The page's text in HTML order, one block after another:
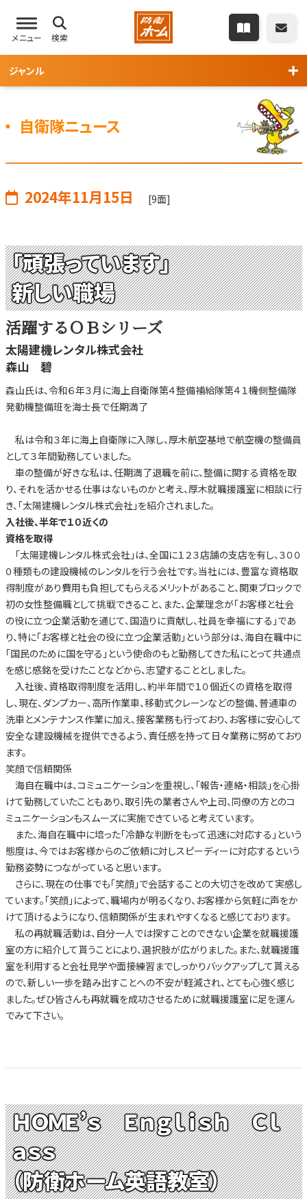
メニュー 検索
ジャンル
自衛隊ニュース
2024年11月15日 [9面]
「頑張っています」
新しい職場
活躍するＯＢシリーズ
太陽建機レンタル株式会社
森山 碧
森山氏は、令和６年３月に海上自衛隊第４整備補給隊第４１機側整備隊
発動機整備班を海士長で任期満了
私は令和３年に海上自衛隊に入隊し、厚木航空基地で航空機の整備員
として３年間勤務していました。
車の整備が好きな私は、任期満了退職を前に、整備に関する資格を取
り、それを活かせる仕事はないものかと考え、厚木就職援護室に相談に行
き、「太陽建機レンタル株式会社」を紹介されました。
入社後、半年で１０近くの
資格を取得
「太陽建機レンタル株式会社」は、全国に１２３店舗の支店を有し、３００
０種類もの建設機械のレンタルを行う会社です。当社には、豊富な資格取
得制度があり費用も負担してもらえるメリットがあること、関東ブロックで
初の女性整備職として挑戦できること、また、企業理念が「お客様と社会
の役に立つ企業活動を通じて、国造りに貢献し、社員を幸福にする」であ
り、特に「お客様と社会の役に立つ企業活動」という部分は、海自在職中に
「国民のために国を守る」という使命のもと勤務してきた私にとって共通点
を感じ感銘を受けたことなどから、志望することとしました。
入社後、資格取得制度を活用し、約半年間で１０個近くの資格を取得
し、現在、ダンプカー、高所作業車、移動式クレーンなどの整備、普通車の
洗車とメンテナンス作業に加え、接客業務も行っており、お客様に安心して
安全な建設機械を提供できるよう、責任感を持って日々業務に努めており
ます。
笑顔で信頼関係
海自在職中は、コミュニケーションを重視し、「報告・連絡・相談」を心掛
けて勤務していたこともあり、取引先の業者さんや上司、同僚の方とのコ
ミュニケーションもスムーズに実施できていると考えています。
また、海自在職中に培った「冷静な判断をもって迅速に対応する」という
態度は、今ではお客様からのご依頼に対しスピーディーに対応するという
勤務姿勢につながっていると思います。
さらに、現在の仕事でも「笑顔」で会話することの大切さを改めて実感し
ています。「笑顔」によって、職場内が明るくなり、お客様から気軽に声をか
けて頂けるようになり、信頼関係が生まれやすくなると感じております。
私の再就職活動は、自分一人では探すことのできない企業を就職援護
室の方に紹介して貰うことにより、選択肢が広がりました。また、就職援護
室を利用すると会社見学や面接練習までしっかりバックアップして貰える
ので、新しい一歩を踏み出すことへの不安が軽減され、とても心強く感じ
ました。ぜひ皆さんも再就職を成功させるために就職援護室に足を運ん
でみて下さい。
ＨＯＭＥ’ｓ Ｅｎｇｌｉｓｈ Ｃｌ
ａｓｓ
（防衛ホーム英語教室）